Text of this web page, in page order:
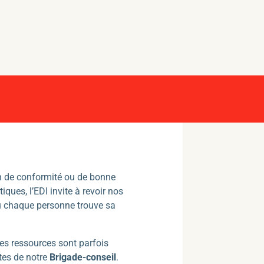
de conformité ou de bonne
l’EDI invite à revoir nos
personne trouve sa
ressources sont parfois
de notre Brigade-conseil.